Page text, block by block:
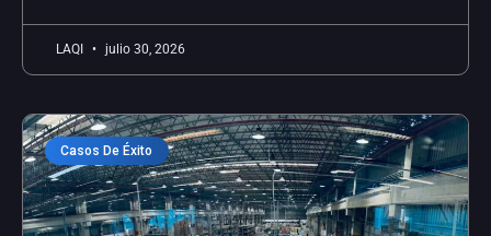
LAQI julio 30, 2026
Casos De Éxito